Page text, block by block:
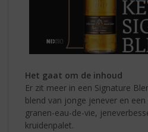
Het gaat om de inhoud
Er zit meer in een Signature
blend van jonge jenever en
granen-eau-de-vie,
kruidenpalet.